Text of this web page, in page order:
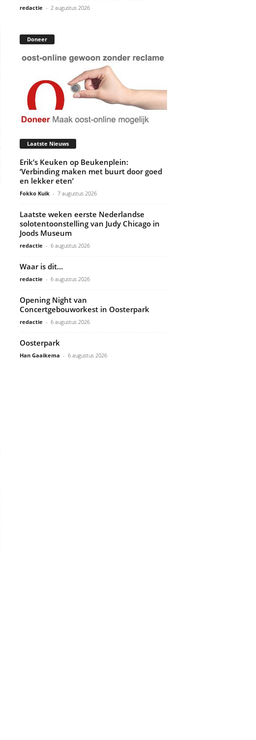
redactie - 2 augustus 2026
Doneer
Laatste Nieuws
Erik’s Keuken op Beukenplein:
‘Verbinding maken met buurt door goed
en lekker eten’
Fokko Kuik - 7 augustus 2026
Laatste weken eerste Nederlandse
solotentoonstelling van Judy Chicago in
Joods Museum
redactie - 6 augustus 2026
Waar is dit…
redactie - 6 augustus 2026
Opening Night van
Concertgebouworkest in Oosterpark
redactie - 6 augustus 2026
Oosterpark
Han Gaaikema - 6 augustus 2026